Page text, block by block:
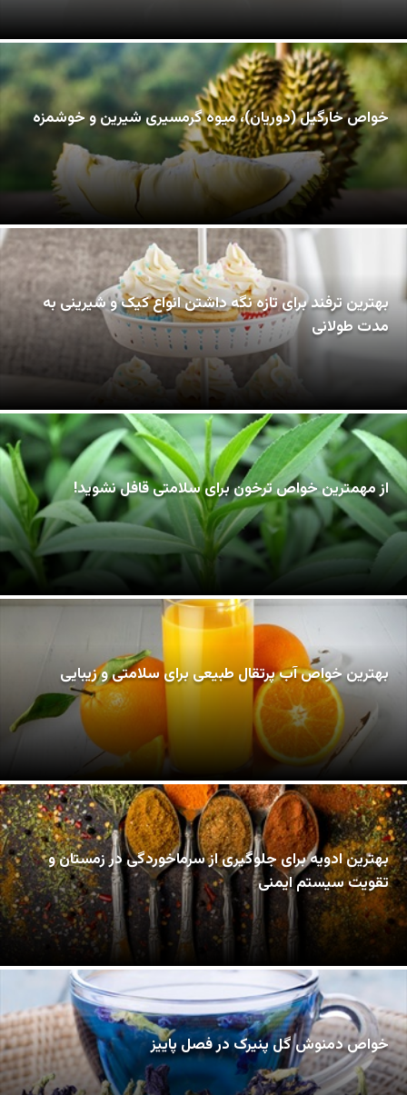
خواص خارگیل (دوریان)، میوه گرمسیری شیرین و خوشمزه
بهترین ترفند برای تازه نگه داشتن انواع کیک و شیرینی به
مدت طولانی
از مهمترین خواص ترخون برای سلامتی قافل نشوید!
بهترین خواص آب پرتقال طبیعی برای سلامتی و زیبایی
بهترین ادویه برای جلوگیری از سرماخوردگی در زمستان و
تقویت سیستم ایمنی
خواص دمنوش گل پنیرک در فصل پاییز